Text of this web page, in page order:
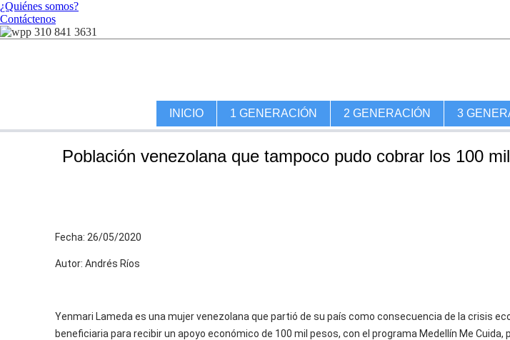
¿Quiénes somos?
Contáctenos
310 841 3631
INICIO 1 GENERACIÓN 2 GENERACIÓN 3
Población venezolana que tampoco pudo cobrar los 100
Fecha: 26/05/2020
Autor: Andrés Ríos
Yenmari Lameda es una mujer venezolana que partió de su país como consecuencia de la crisis
beneficiaria para recibir un apoyo económico de 100 mil pesos, con el programa Medellín Me